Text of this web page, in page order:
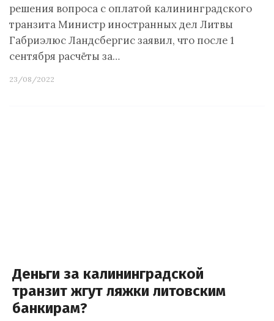
решения вопроса с оплатой калининградского
транзита Министр иностранных дел Литвы
Габриэлюс Ландсбергис заявил, что после 1
сентября расчёты за…
23/08/2022
Деньги за калининградской
транзит жгут ляжки литовским
банкирам?